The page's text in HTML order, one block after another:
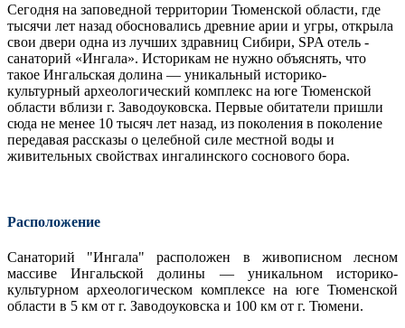
Сегодня на заповедной территории Тюменской области, где
тысячи лет назад обосновались древние арии и угры, открыла
свои двери одна из лучших здравниц Сибири, SPA отель -
санаторий «Ингала». Историкам не нужно объяснять, что
такое Ингальская долина — уникальный историко-
культурный археологический комплекс на юге Тюменской
области вблизи г. Заводоуковска. Первые обитатели пришли
сюда не менее 10 тысяч лет назад, из поколения в поколение
передавая рассказы о целебной силе местной воды и
живительных свойствах ингалинского соснового бора.
Расположение
Санаторий "Ингала" расположен в живописном лесном
массиве Ингальской долины — уникальном историко-
культурном археологическом комплексе на юге Тюменской
области в 5 км от г. Заводоуковска и 100 км от г. Тюмени.